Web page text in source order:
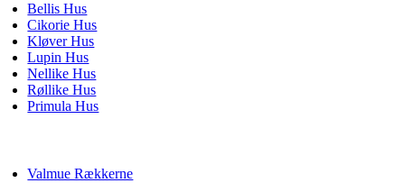
Bellis Hus
Cikorie Hus
Kløver Hus
Lupin Hus
Nellike Hus
Røllike Hus
Primula Hus
Valmue Rækkerne